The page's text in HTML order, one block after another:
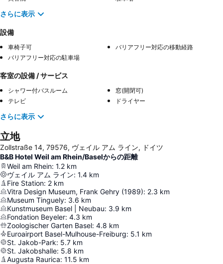
さらに表示
設備
車椅子可
バリアフリー対応の移動経路
バリアフリー対応の駐車場
客室の設備 / サービス
シャワー付バスルーム
窓(開閉可)
テレビ
ドライヤー
さらに表示
立地
Zollstraße 14, 79576, ヴェイル アム ライン, ドイツ
B&B Hotel Weil am Rhein/Baselからの距離
Weil am Rhein: 1.2 km
ヴェイル アム ライン: 1.4 km
Fire Station: 2 km
Vitra Design Museum, Frank Gehry (1989): 2.3 km
Museum Tinguely: 3.6 km
Kunstmuseum Basel | Neubau: 3.9 km
Fondation Beyeler: 4.3 km
Zoologischer Garten Basel: 4.8 km
Euroairport Basel-Mulhouse-Freiburg: 5.1 km
St. Jakob-Park: 5.7 km
St. Jakobshalle: 5.8 km
Augusta Raurica: 11.5 km